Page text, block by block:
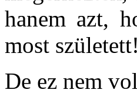
hanem azt,
most született!
De ez nem